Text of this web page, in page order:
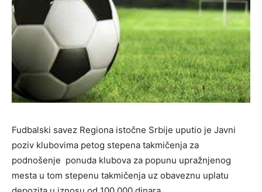
Fudbalski savez Regiona istočne Srbije uputio je Javni
poziv klubovima petog stepena takmičenja za
podnošenje ponuda klubova za popunu upražnjenog
mesta u tom stepenu takmičenja uz obaveznu uplatu